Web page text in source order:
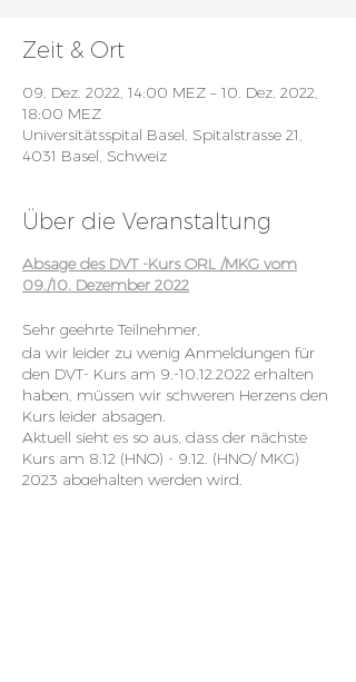
Zeit & Ort
09. Dez. 2022, 14:00 MEZ – 10. Dez. 2022,
18:00 MEZ
Universitätsspital Basel, Spitalstrasse 21,
4031 Basel, Schweiz
Über die Veranstaltung
Absage des DVT -Kurs ORL /MKG vom
09./10. Dezember 2022
Sehr geehrte Teilnehmer,
da wir leider zu wenig Anmeldungen für
den DVT- Kurs am 9.-10.12.2022 erhalten
haben, müssen wir schweren Herzens den
Kurs leider absagen.
Aktuell sieht es so aus, dass der nächste
Kurs am 8.12 (HNO) - 9.12. (HNO/ MKG)
2023 abgehalten werden wird.